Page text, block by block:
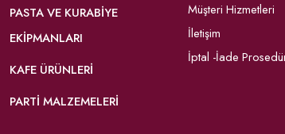
PASTA VE KURABIYE
EKIPMANLARI
KAFE ÜRÜNLERI
PARTI MALZEMELERI
Müşteri Hizmetleri
İletişim
İptal -İade